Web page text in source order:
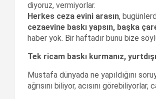
diyoruz, vermiyorlar.
Herkes ceza evini arasın,
cezaevine baskı yapsın, başka
haber yok. Bir haftadır bunu bize
Tek ricam baskı kurmanız,
Mustafa dünyada ne yapıldığını
ağrısını biliyor, acısını